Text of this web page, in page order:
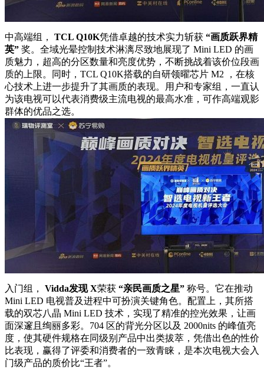
中高端组， TCL Q10K凭借卓越的技术实力斩获 “画质跃界精
英” 奖。全域光晕控制技术淋漓尽致地展现了 Mini LED 的画
质魅力，超高的分区数量和亮度优势，不断挑战着该价位段画
质的上限。同时，TCL Q10K搭载的自研领曜芯片 M2 ，在核
心技术上进一步提升了其画质的表现。用户和专家组，一直认
为该电视可以代表消费级主流电视的最高水准，可作高端观影
群体的优品之选。
入门组， Vidda发现 X荣获 “亲民画质之星” 称号。它在推动
Mini LED 电视普及进程中可扮演关键角色。配置上，其所搭
载的双芯八晶 Mini LED 技术，实现了精准的控光效果，让画
面深邃且绚丽多彩。704 区的背光分区以及 2000nits 的峰值亮
度，使其硬件规格在同级别产品中出类拔萃，凭借出色的性价
比表现，赢得了评委和消费者的一致青睐，是本次电视大会入
门级产品的质价比“王者”。